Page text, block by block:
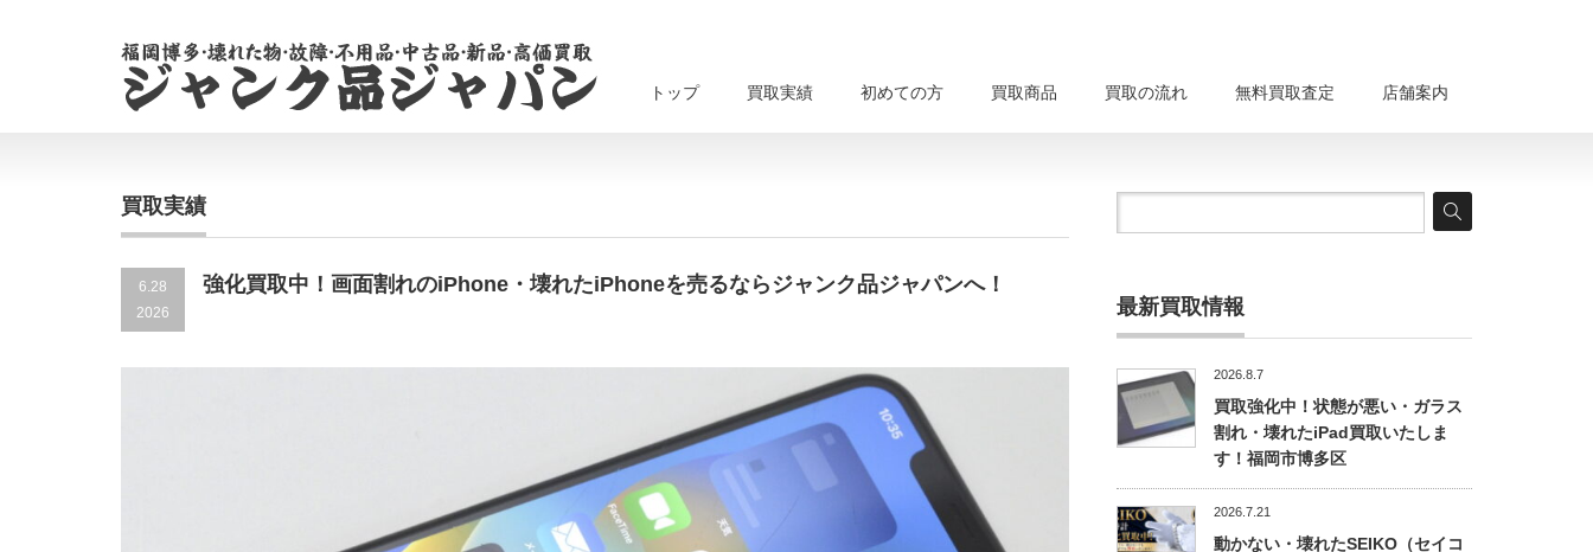
トップ 買取実績 初めての方 買取商品 買取の流れ 無料買取査定 店舗案内
買取実績
6.28
2026
強化買取中！画面割れのiPhone・壊れたiPhoneを売るならジャンク品ジャパンへ！
最新買取情報
2026.8.7
買取強化中！状態が悪い・ガラス
割れ・壊れたiPad買取いたしま
す！福岡市博多区
2026.7.21
動かない・壊れたSEIKO（セイコ